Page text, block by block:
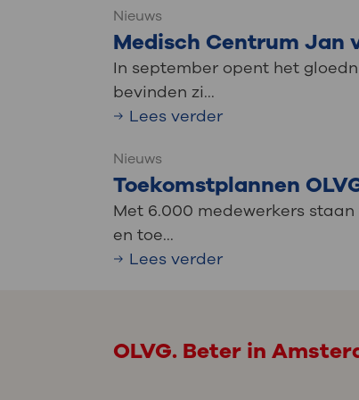
Nieuws
Medisch Centrum Jan
In september opent het
bevinden zi...
Lees verder
Nieuws
Toekomstplannen
Met 6.000 medewerkers
en toe...
Lees verder
OLVG. Beter in